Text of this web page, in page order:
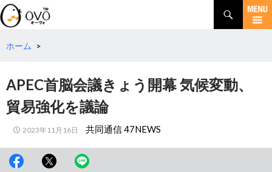
検
索
コ
テ
へ
動
ホーム >
APEC首脳会議きょう開幕 気候変動、
貿易強化を議論
2023年11月16日 共同通信 47NEWS